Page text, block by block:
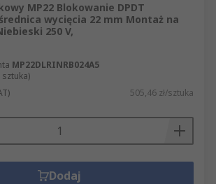
MP22 Blokowanie DPDT
wycięcia 22 mm Montaż na
250 V,
MP22DLRINRB024A5
sztuka)
505,46 zł/sztuka
Dodaj